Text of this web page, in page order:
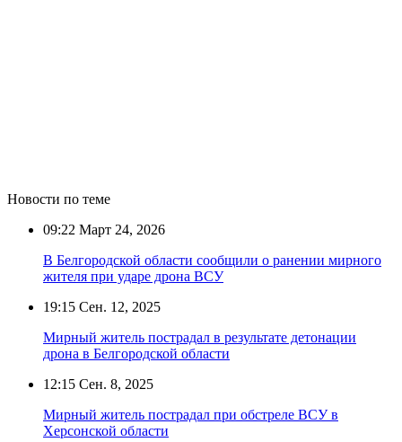
Новости по теме
09:22 Март 24, 2026
В Белгородской области сообщили о ранении мирного
жителя при ударе дрона ВСУ
19:15 Сен. 12, 2025
Мирный житель пострадал в результате детонации
дрона в Белгородской области
12:15 Сен. 8, 2025
Мирный житель пострадал при обстреле ВСУ в
Херсонской области